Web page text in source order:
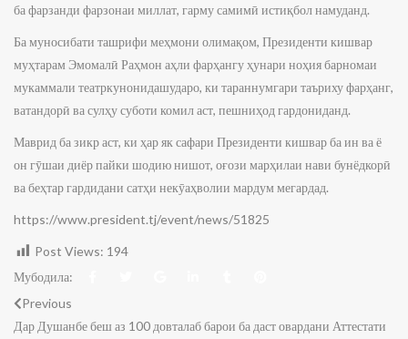
ба фарзанди фарзонаи миллат, гарму самимӣ истиқбол намуданд.
Ба муносибати ташрифи меҳмони олимақом, Президенти кишвар
муҳтарам Эмомалӣ Раҳмон аҳли фарҳангу ҳунари ноҳия барномаи
мукаммали театркунонидашударо, ки тараннумгари таъриху фарҳанг,
ватандорӣ ва сулҳу суботи комил аст, пешниҳод гардониданд.
Маврид ба зикр аст, ки ҳар як сафари Президенти кишвар ба ин ва ё
он гӯшаи диёр пайки шодию нишот, оғози марҳилаи нави бунёдкорӣ
ва беҳтар гардидани сатҳи некӯаҳволии мардум мегардад.
https://www.president.tj/event/news/51825
Post Views: 194
Мубодила:
Previous
Дар Душанбе беш аз 100 довталаб барои ба даст овардани Аттестати